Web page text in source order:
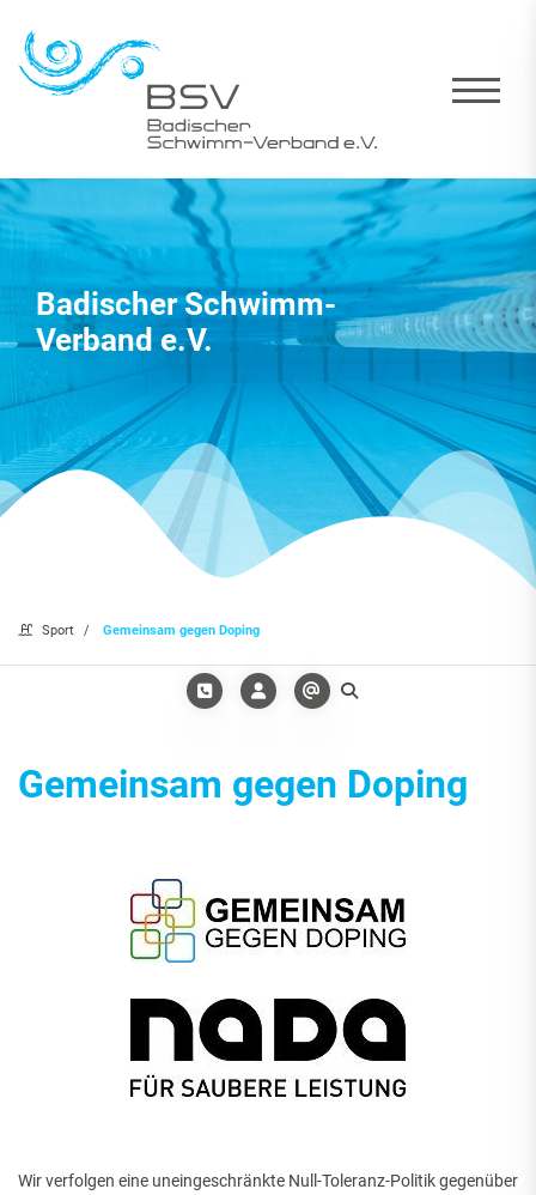
Badischer Schwimm-
Verband e.V.
Sport Gemeinsam gegen Doping
Gemeinsam gegen Doping
Wir verfolgen eine uneingeschränkte Null-Toleranz-Politik gegenüber